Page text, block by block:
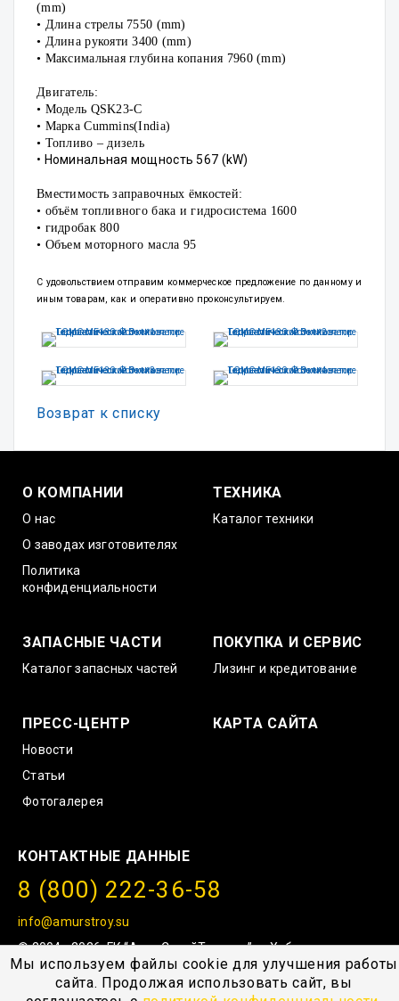
Мы используем файлы cookie для улучшения работы
сайта. Продолжая использовать сайт, вы
(mm)
• Длина стрелы 7550 (mm)
• Длина рукояти 3400 (mm)
• Максимальная глубина копания 7960 (mm)
Двигатель:
• Модель QSK23-C
• Марка Cummins(India)
• Топливо – дизель
• Номинальная мощность 567 (kW)
Вместимость заправочных ёмкостей:
• объём топливного бака и гидросистема 1600
• гидробак 800
• Объем моторного масла 95
С удовольствием отправим коммерческое предложение по данному и
иным товарам, как и оперативно проконсультируем.
Возврат к списку
О КОМПАНИИ
О нас
О заводах изготовителях
Политика
конфиденциальности
ТЕХНИКА
Каталог техники
ЗАПАСНЫЕ ЧАСТИ
Каталог запасных частей
ПОКУПКА И СЕРВИС
Лизинг и кредитование
ПРЕСС-ЦЕНТР
Новости
Статьи
Фотогалерея
КАРТА САЙТА
КОНТАКТНЫЕ ДАННЫЕ
8 (800) 222-36-58
info@amurstroy.su
© 2004—2026, ГК “АмурСтройТехника”, г. Хабаровск,
с.Тополево, Проезд южный 1